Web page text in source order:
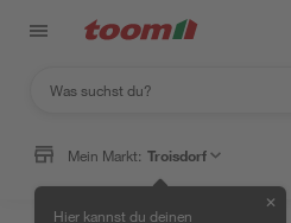
Mein Markt: Troisdorf
Hier kannst du deinen
✕